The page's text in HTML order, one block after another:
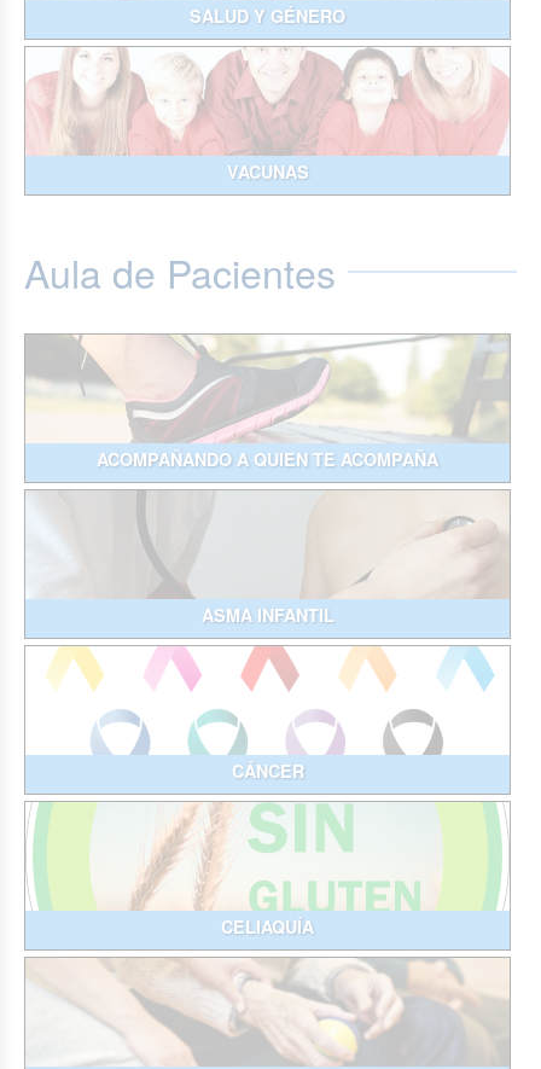
SALUD Y GÉNERO
VACUNAS
Aula de Pacientes
ACOMPAÑANDO A QUIEN TE ACOMPAÑA
ASMA INFANTIL
CÁNCER
CELIAQUÍA